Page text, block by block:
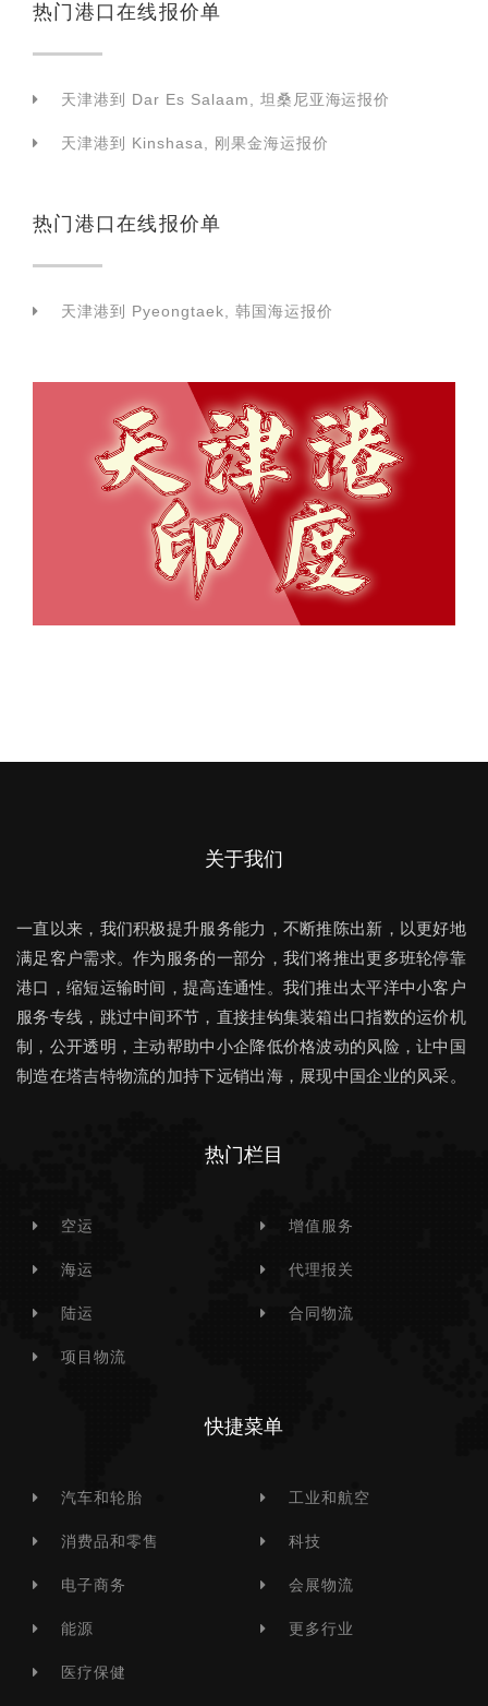
热门港口在线报价单
天津港到 Dar Es Salaam, 坦桑尼亚海运报价
天津港到 Kinshasa, 刚果金海运报价
热门港口在线报价单
天津港到 Pyeongtaek, 韩国海运报价
关于我们
一直以来，我们积极提升服务能力，不断推陈出新，以更好地
满足客户需求。作为服务的一部分，我们将推出更多班轮停靠
港口，缩短运输时间，提高连通性。我们推出太平洋中小客户
服务专线，跳过中间环节，直接挂钩集装箱出口指数的运价机
制，公开透明，主动帮助中小企降低价格波动的风险，让中国
制造在塔吉特物流的加持下远销出海，展现中国企业的风采。
热门栏目
空运
海运
陆运
项目物流
增值服务
代理报关
合同物流
快捷菜单
汽车和轮胎
消费品和零售
电子商务
能源
医疗保健
工业和航空
科技
会展物流
更多行业